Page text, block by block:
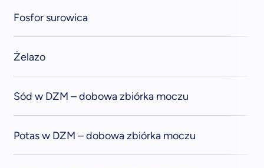
Fosfor surowica
Żelazo
Sód w DZM – dobowa zbiórka moczu
Potas w DZM – dobowa zbiórka moczu